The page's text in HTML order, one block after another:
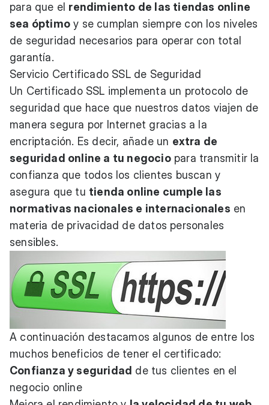
para que el rendimiento de las tiendas online
sea óptimo y se cumplan siempre con los niveles
de seguridad necesarios para operar con total
garantía.
Servicio Certificado SSL de Seguridad
Un Certificado SSL implementa un protocolo de
seguridad que hace que nuestros datos viajen de
manera segura por Internet gracias a la
encriptación. Es decir, añade un extra de
seguridad online a tu negociopara transmitir la
confianza que todos los clientes buscan y
asegura que tu tienda online cumple las
normativas nacionales e internacionales en
materia de privacidad de datos personales
sensibles.
A continuación destacamos algunos de entre los
muchos beneficios de tener el certificado:
Confianza y seguridad de tus clientes en el
negocio online